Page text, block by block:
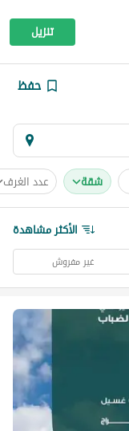
تنزيل
حفظ
شقة عدد الغرف
الأكثر مشاهدة
غير مفروش